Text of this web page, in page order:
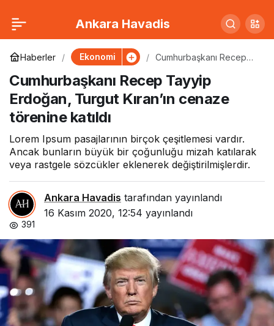
Ankara Havadis
Haberler Ekonomi
Cumhurbaşkanı Recep
Kıran’ın cenaze törenine
katıldı
Cumhurbaşkanı Recep Tayyip
Erdoğan, Turgut Kıran’ın cenaze
törenine katıldı
Lorem Ipsum pasajlarının birçok çeşitlemesi vardır.
Ancak bunların büyük bir çoğunluğu mizah katılarak
veya rastgele sözcükler eklenerek değiştirilmişlerdir.
Ankara Havadis tarafından yayınlandı
16 Kasım 2020, 12:54 yayınlandı
391
Cumhurbaşkanı Recep
Tayyip Erdoğan, Turgut
Kıran’ın cenaze
törenine katıldı
0